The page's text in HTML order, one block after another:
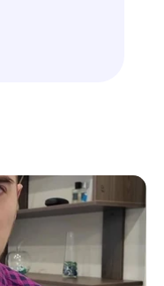
как раз то,